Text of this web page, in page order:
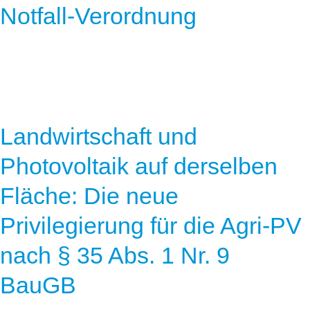
Notfall-Verordnung
Landwirtschaft und
Photovoltaik auf derselben
Fläche: Die neue
Privilegierung für die Agri-PV
nach § 35 Abs. 1 Nr. 9
BauGB